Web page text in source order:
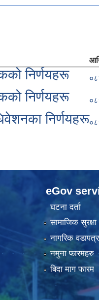
निर्णयहरू
निर्णयहरू
निर्णयहरू
eGov
घटना दर्ता
सामाजिक सुरक्षा
नागरिक वडापत्र
नमुना फारमहरु
बिदा माग फारम